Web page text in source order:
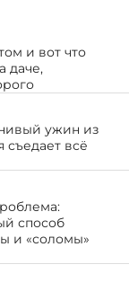
и вот что
даче,
ужин из
съедает всё
способ
и «соломы»